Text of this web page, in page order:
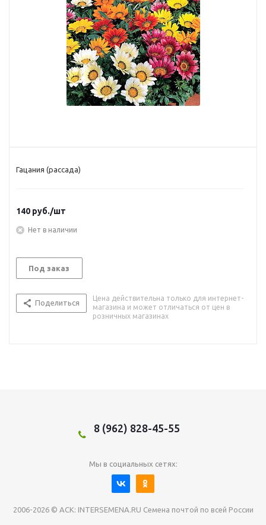
Гацания (рассада)
140 руб./шт
Нет в наличии
Под заказ
Поделиться
Цена действительна только для интернет-
магазина и может отличаться от цен в
розничных магазинах
8 (962) 828-45-55
Мы в социальных сетях:
2006-2026 © АСК: INTERSEMENA.RU Семена почтой по всей России